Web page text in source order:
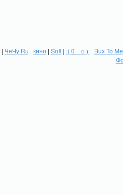
| ЧеЧу.Ru | кино| Soft| :( 0 _ о ):| Bux To Me